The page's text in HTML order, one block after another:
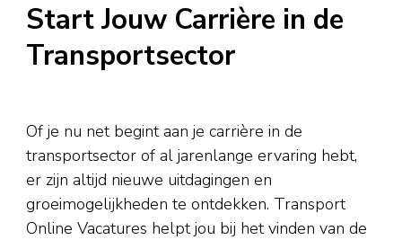
Start Jouw Carrière in de
Transportsector
Of je nu net begint aan je carrière in de
transportsector of al jarenlange ervaring hebt,
er zijn altijd nieuwe uitdagingen en
groeimogelijkheden te ontdekken. Transport
Online Vacatures helpt jou bij het vinden van de